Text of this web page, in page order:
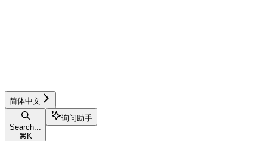
简体中文
Search...
⌘ K
询问助手